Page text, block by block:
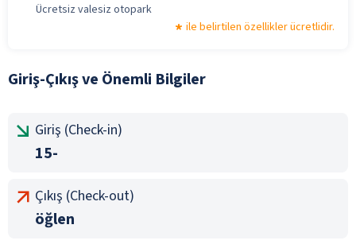
Ücretsiz valesiz otopark
ile belirtilen özellikler ücretlidir.
Giriş-Çıkış ve Önemli Bilgiler
Giriş (Check-in)
15-
Çıkış (Check-out)
öğlen